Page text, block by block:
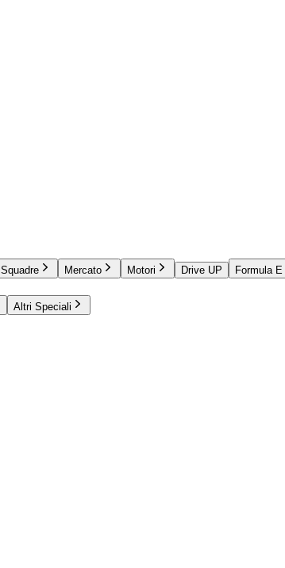
Squadre Mercato Motori Drive UP Formula E
Altri Speciali